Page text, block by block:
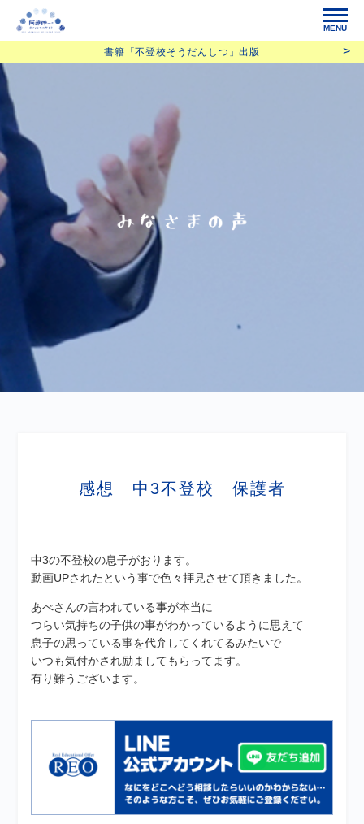
MENU
書籍「不登校そうだんしつ」出版
感想 中3不登校 保護者
中3の不登校の息子がおります。
動画UPされたという事で色々拝見させて頂きました。
あべさんの言われている事が本当に
つらい気持ちの子供の事がわかっているように思えて
息子の思っている事を代弁してくれてるみたいで
いつも気付かされ励ましてもらってます。
有り難うございます。